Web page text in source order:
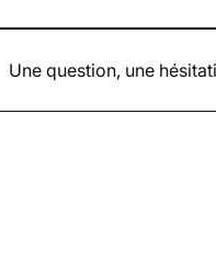
Une question, une